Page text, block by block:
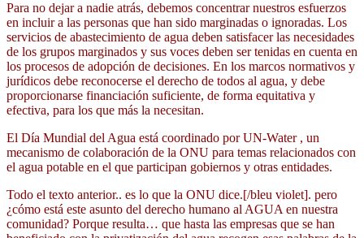
Para no dejar a nadie atrás, debemos concentrar nuestros esfuerzos
en incluir a las personas que han sido marginadas o ignoradas. Los
servicios de abastecimiento de agua deben satisfacer las necesidades
de los grupos marginados y sus voces deben ser tenidas en cuenta en
los procesos de adopción de decisiones. En los marcos normativos y
jurídicos debe reconocerse el derecho de todos al agua, y debe
proporcionarse financiación suficiente, de forma equitativa y
efectiva, para los que más la necesitan.
El Día Mundial del Agua está coordinado por UN-Water , un
mecanismo de colaboración de la ONU para temas relacionados con
el agua potable en el que participan gobiernos y otras entidades.
Todo el texto anterior.. es lo que la ONU dice.[/bleu violet]. pero
¿cómo está este asunto del derecho humano al AGUA en nuestra
comunidad? Porque resulta… que hasta las empresas que se han